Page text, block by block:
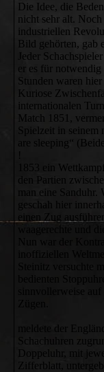
Die Idee, die
nicht sehr alt.
industriellen
Bild gehörten, gab
Jeder
er es für
Stunden
Kuriose
internationalen
Match 1851,
Spielzeit in
are sleeping“
!
1853 ein
den Partien
man eine
geschah hier
einen Zug
waagerechte und
Nun war der
inoffiziellen
Steinitz versuchte
bedienten
meldete der
Schachuhren
Doppeluhr, mit
Zifferblatt,